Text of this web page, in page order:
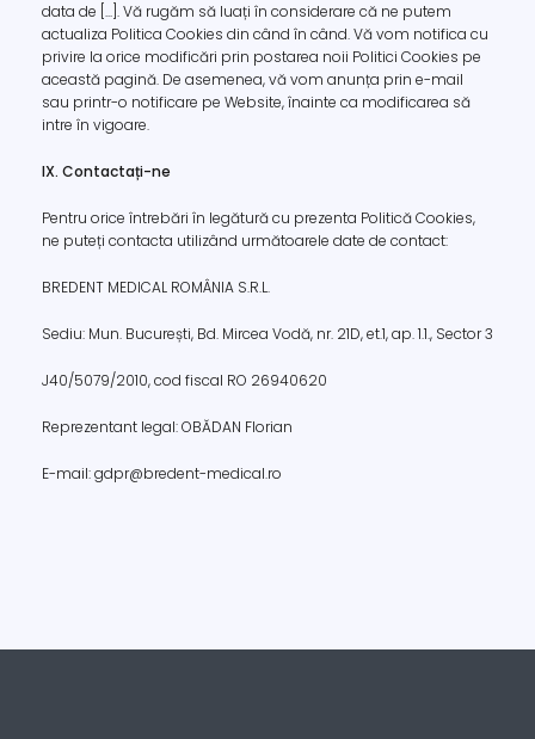
data de [...]. Vă rugăm să luați în considerare că ne putem
actualiza Politica Cookies din când în când. Vă vom notifica cu
privire la orice modificări prin postarea noii Politici Cookies pe
această pagină. De asemenea, vă vom anunța prin e-mail
sau printr-o notificare pe Website, înainte ca modificarea să
intre în vigoare.
IX. Contactați-ne
Pentru orice întrebări în legătură cu prezenta Politică Cookies,
ne puteți contacta utilizând următoarele date de contact:
BREDENT MEDICAL ROMÂNIA S.R.L.
Sediu: Mun. București, Bd. Mircea Vodă, nr. 21D, et.1, ap. 1.1., Sector 3
J40/5079/2010, cod fiscal RO 26940620
Reprezentant legal: OBĂDAN Florian
E-mail: gdpr@bredent-medical.ro